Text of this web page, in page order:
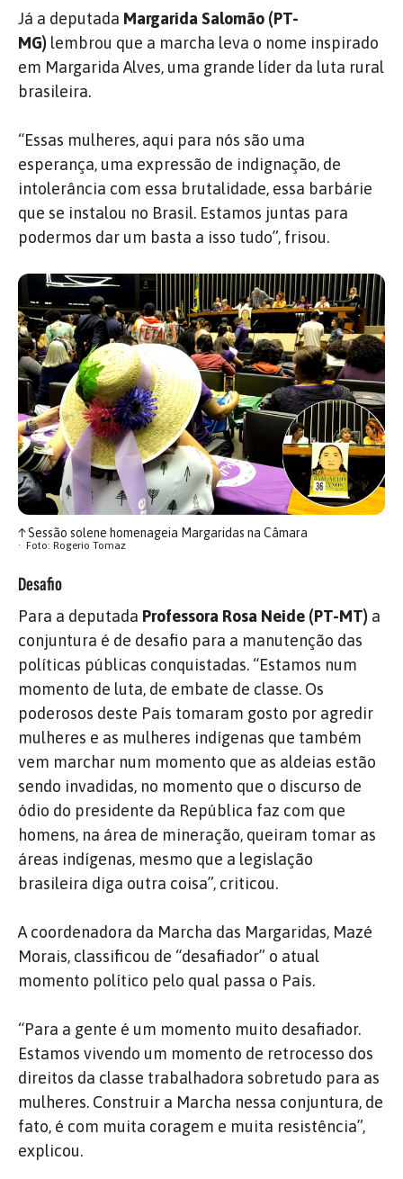
Já a deputada Margarida Salomão (PT-
MG) lembrou que a marcha leva o nome inspirado
em Margarida Alves, uma grande líder da luta rural
brasileira.
“Essas mulheres, aqui para nós são uma
esperança, uma expressão de indignação, de
intolerância com essa brutalidade, essa barbárie
que se instalou no Brasil. Estamos juntas para
podermos dar um basta a isso tudo”, frisou.
↑Sessão solene homenageia Margaridas na Câmara
Foto: Rogerio Tomaz
Desafio
Para a deputada Professora Rosa Neide (PT-MT) a
conjuntura é de desafio para a manutenção das
políticas públicas conquistadas. “Estamos num
momento de luta, de embate de classe. Os
poderosos deste País tomaram gosto por agredir
mulheres e as mulheres indígenas que também
vem marchar num momento que as aldeias estão
sendo invadidas, no momento que o discurso de
ódio do presidente da República faz com que
homens, na área de mineração, queiram tomar as
áreas indígenas, mesmo que a legislação
brasileira diga outra coisa”, criticou.
A coordenadora da Marcha das Margaridas, Mazé
Morais, classificou de “desafiador” o atual
momento político pelo qual passa o País.
“Para a gente é um momento muito desafiador.
Estamos vivendo um momento de retrocesso dos
direitos da classe trabalhadora sobretudo para as
mulheres. Construir a Marcha nessa conjuntura, de
fato, é com muita coragem e muita resistência”,
explicou.